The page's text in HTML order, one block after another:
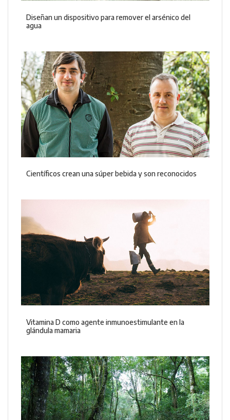
Diseñan un dispositivo para remover el arsénico del
agua
Científicos crean una súper bebida y son reconocidos
Vitamina D como agente inmunoestimulante en la
glándula mamaria